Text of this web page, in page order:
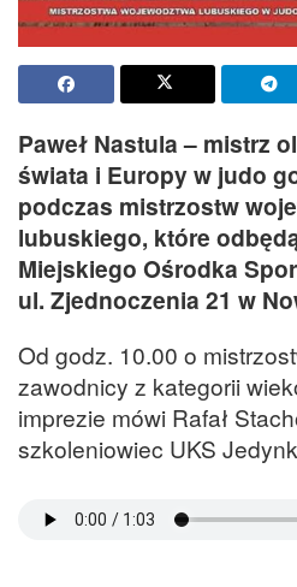
Paweł Nastula – mistrz
świata i Europy w judo
podczas mistrzostw
lubuskiego, które
Miejskiego Ośrodka
ul. Zjednoczenia 21 w
Od godz. 10.00 o
zawodnicy z kategorii
imprezie mówi Rafał
szkoleniowiec UKS